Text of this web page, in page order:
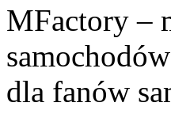
MFactory –
dla fanów